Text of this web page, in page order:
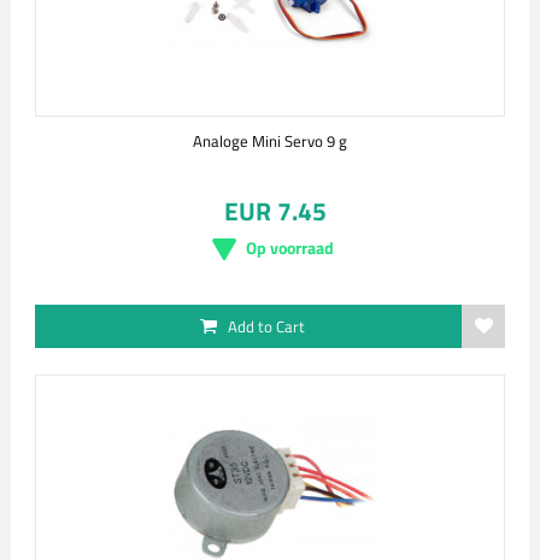
Analoge Mini Servo 9 g
EUR 7.45
Op voorraad
Add to Cart